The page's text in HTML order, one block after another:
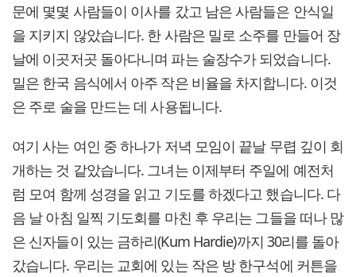
문에 몇몇 사람들이 이사를 갔고 남은 사람들은 안식일
을 지키지 않았습니다. 한 사람은 밀로 소주를 만들어 장
날에 이곳저곳 돌아다니며 파는 술장수가 되었습니다.
밀은 한국 음식에서 아주 작은 비율을 차지합니다. 이것
은 주로 술을 만드는 데 사용됩니다.
여기 사는 여인 중 하나가 저녁 모임이 끝날 무렵 깊이 회
개하는 것 같았습니다. 그녀는 이제부터 주일에 예전처
럼 모여 함께 성경을 읽고 기도를 하겠다고 했습니다. 다
음 날 아침 일찍 기도회를 마친 후 우리는 그들을 떠나 많
은 신자들이 있는 금하리(Kum Hardie)까지 30리를 돌아
갔습니다. 우리는 교회에 있는 작은 방 한구석에 커튼을